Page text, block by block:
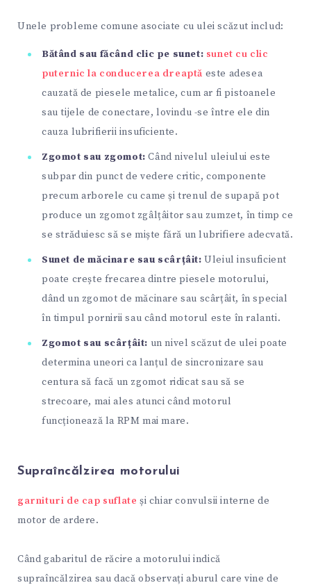
Unele probleme comune asociate cu ulei scăzut includ:
Bătând sau făcând clic pe sunet: sunet cu clic
puternic la conducerea dreaptă este adesea
cauzată de piesele metalice, cum ar fi pistoanele
sau tijele de conectare, lovindu -se între ele din
cauza lubrifierii insuficiente.
Zgomot sau zgomot: Când nivelul uleiului este
subpar din punct de vedere critic, componente
precum arborele cu came și trenul de supapă pot
produce un zgomot zgâlțâitor sau zumzet, în timp ce
se străduiesc să se miște fără un lubrifiere adecvată.
Sunet de măcinare sau scârțâit: Uleiul insuficient
poate crește frecarea dintre piesele motorului,
dând un zgomot de măcinare sau scârțâit, în special
în timpul pornirii sau când motorul este în ralanti.
Zgomot sau scârțâit: un nivel scăzut de ulei poate
determina uneori ca lanțul de sincronizare sau
centura să facă un zgomot ridicat sau să se
strecoare, mai ales atunci când motorul
funcționează la RPM mai mare.
Supraîncălzirea motorului
garnituri de cap suflate și chiar convulsii interne de
motor de ardere.
Când gabaritul de răcire a motorului indică
supraîncălzirea sau dacă observați aburul care vine de